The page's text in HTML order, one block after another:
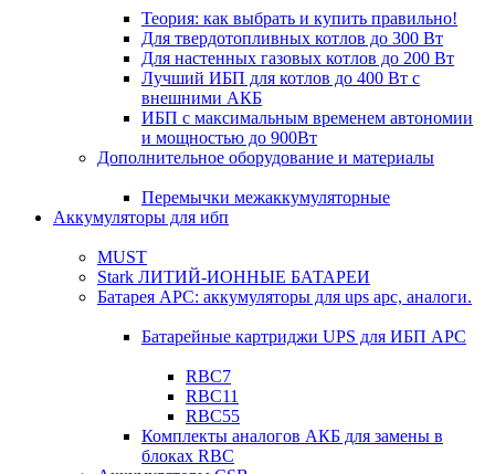
Теория: как выбрать и купить правильно!
Для твердотопливных котлов до 300 Вт
Для настенных газовых котлов до 200 Вт
Лучший ИБП для котлов до 400 Вт с
внешними АКБ
ИБП с максимальным временем автономии
и мощностью до 900Вт
Дополнительное оборудование и материалы
Перемычки межаккумуляторные
Аккумуляторы для ибп
MUST
Stark ЛИТИЙ-ИОННЫЕ БАТАРЕИ
Батарея APC: аккумуляторы для ups apc, аналоги.
Батарейные картриджи UPS для ИБП APC
RBC7
RBC11
RBC55
Комплекты аналогов АКБ для замены в
блоках RBC